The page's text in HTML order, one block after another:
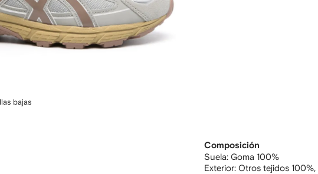
bajas
Composición
Suela: Goma 100%
Exterior: Otros tejidos 100%,